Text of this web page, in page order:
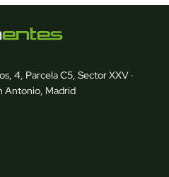
4, Parcela C5, Sector XXV ·
Antonio, Madrid